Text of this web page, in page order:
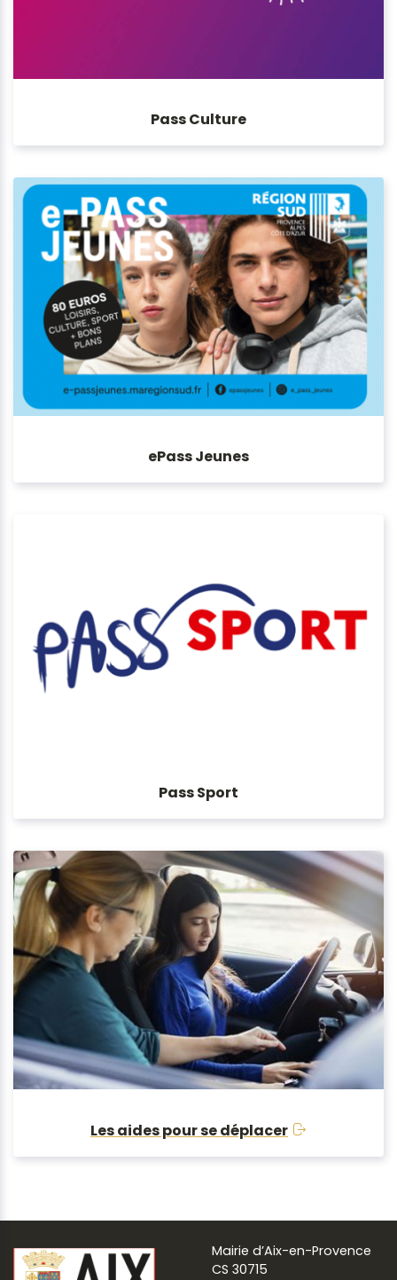
Pass Culture
ePass Jeunes
Pass Sport
Les aides pour se déplacer
Mairie d’Aix-en-Provence
CS 30715